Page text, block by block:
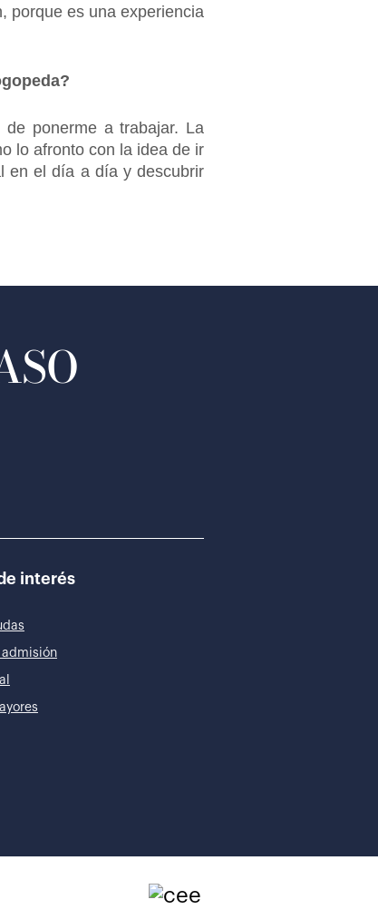
porque es una experiencia
ponerme a trabajar. La
lo afronto con la idea de ir
en el día a día y descubrir
interés
admisión